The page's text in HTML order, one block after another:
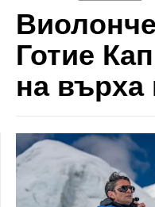
Готие
на